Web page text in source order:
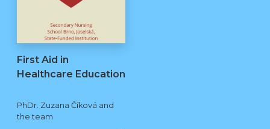
First Aid in
Healthcare Education
PhDr. Zuzana Číková and
the team